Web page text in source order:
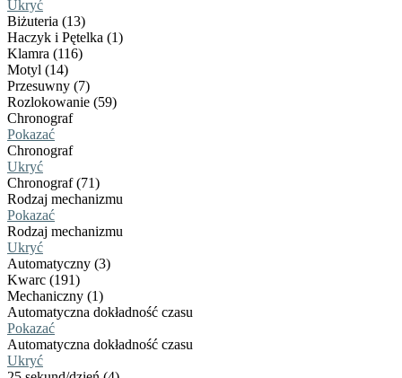
Ukryć
Biżuteria (13)
Haczyk i Pętelka (1)
Klamra (116)
Motyl (14)
Przesuwny (7)
Rozlokowanie (59)
Chronograf
Pokazać
Chronograf
Ukryć
Chronograf (71)
Rodzaj mechanizmu
Pokazać
Rodzaj mechanizmu
Ukryć
Automatyczny (3)
Kwarc (191)
Mechaniczny (1)
Automatyczna dokładność czasu
Pokazać
Automatyczna dokładność czasu
Ukryć